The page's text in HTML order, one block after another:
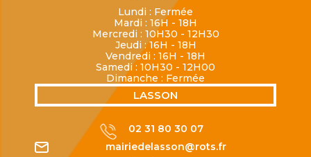
Lundi : Fermée
Mardi : 16H - 18H
Mercredi : 10H30 - 12H30
Jeudi : 16H - 18H
Vendredi : 16H - 18H
Samedi : 10H30 - 12H00
Dimanche : Fermée
LASSON
02 31 80 30 07
mairiedelasson@rots.fr